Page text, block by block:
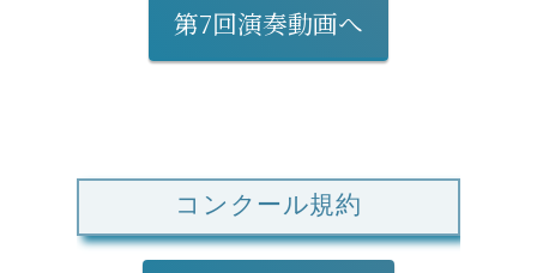
第7回演奏動画へ
コンクール規約